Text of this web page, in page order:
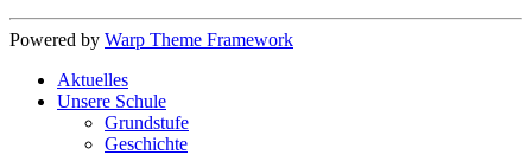
Powered by Warp Theme Framework
Aktuelles
Unsere Schule
Grundstufe
Geschichte